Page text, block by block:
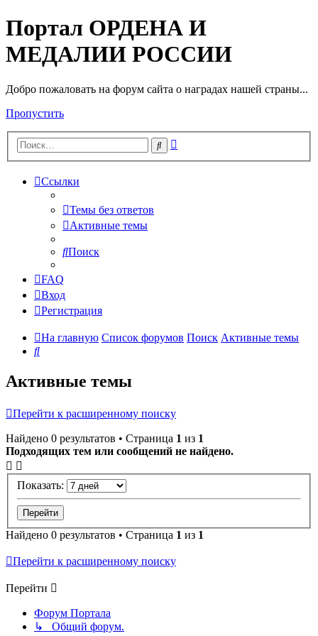
Портал ОРДЕНА И
МЕДАЛИИ РОССИИ
Добро пожаловать на форум сайта о наградах нашей страны...
Пропустить
Поиск
Ссылки
Темы без ответов
Активные темы
Поиск
FAQ
Вход
Регистрация
На главную Список форумов Поиск Активные темы
Поиск
Активные темы
Перейти к расширенному поиску
Найдено 0 результатов • Страница 1 из 1
Подходящих тем или сообщений не найдено.
Показать:
Найдено 0 результатов • Страница 1 из 1
Перейти к расширенному поиску
Перейти
Форум Портала
↳ Общий форум.